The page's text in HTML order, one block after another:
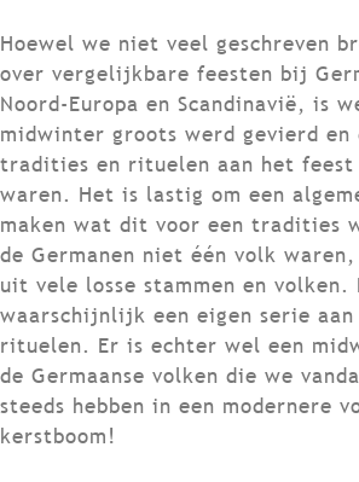
Hoewel we niet veel geschreven
over vergelijkbare feesten bij
Noord-Europa en Scandinavië, is
midwinter groots werd gevierd en
tradities en rituelen aan het feest
waren. Het is lastig om een
maken wat dit voor een tradities
de Germanen niet één volk
uit vele losse stammen en volken.
waarschijnlijk een eigen serie
rituelen. Er is echter wel een
de Germaanse volken die we
steeds hebben in een modernere
kerstboom!